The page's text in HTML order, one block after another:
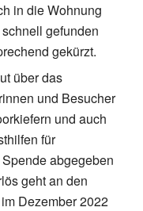
in die Wohnung
gefunden
gekürzt.
über das
und Besucher
und auch
für
abgegeben
geht an den
Dezember 2022